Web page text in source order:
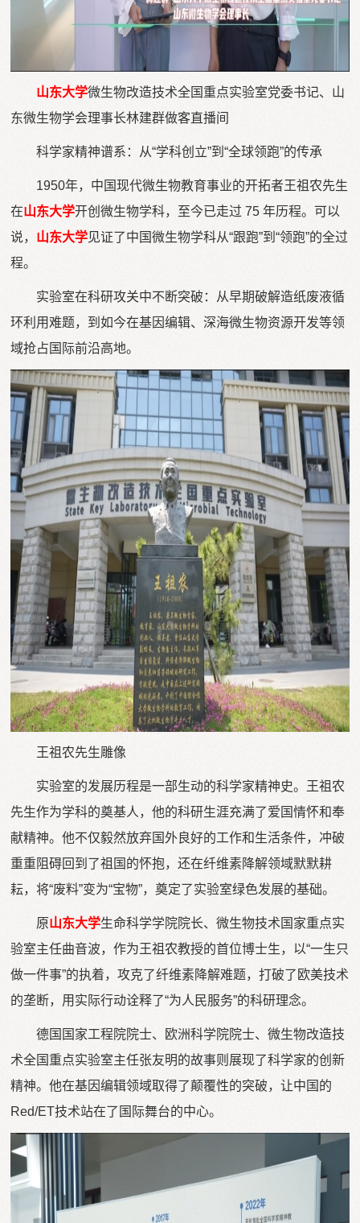
山东大学微生物改造技术全国重点实验室党委书记、山
东微生物学会理事长林建群做客直播间
科学家精神谱系：从“学科创立”到“全球领跑”的传承
1950年，中国现代微生物教育事业的开拓者王祖农先生
在山东大学开创微生物学科，至今已走过 75 年历程。可以
说， 山东大学见证了中国微生物学科从“跟跑”到“领跑”的全过
程。
实验室在科研攻关中不断突破：从早期破解造纸废液循
环利用难题，到如今在基因编辑、深海微生物资源开发等领
域抢占国际前沿高地。
王祖农先生雕像
实验室的发展历程是一部生动的科学家精神史。王祖农
先生作为学科的奠基人，他的科研生涯充满了爱国情怀和奉
献精神。他不仅毅然放弃国外良好的工作和生活条件，冲破
重重阻碍回到了祖国的怀抱，还在纤维素降解领域默默耕
耘，将“废料”变为“宝物”，奠定了实验室绿色发展的基础。
原山东大学生命科学学院院长、微生物技术国家重点实
验室主任曲音波，作为王祖农教授的首位博士生，以“一生只
做一件事”的执着，攻克了纤维素降解难题，打破了欧美技术
的垄断，用实际行动诠释了“为人民服务”的科研理念。
德国国家工程院院士、欧洲科学院院士、微生物改造技
术全国重点实验室主任张友明的故事则展现了科学家的创新
精神。他在基因编辑领域取得了颠覆性的突破，让中国的
Red/ET技术站在了国际舞台的中心。